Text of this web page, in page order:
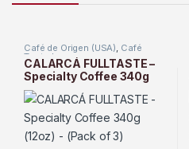
Café de Origen (USA), Café
Tostado
CALARCÁ FULLTASTE –
Specialty Coffee 340g
(12oz) – (Pack of 3)